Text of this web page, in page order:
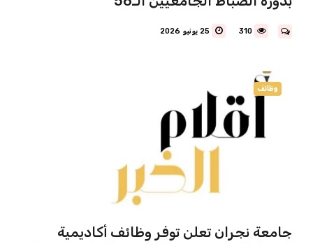
310 25 يونيو 2026
وظائف
جامعة نجران تعلن توفر وظائف أكاديمية